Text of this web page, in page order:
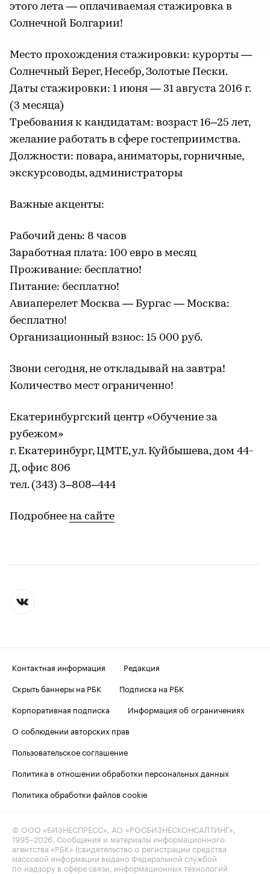
этого лета — оплачиваемая стажировка в
Солнечной Болгарии!
Место прохождения стажировки: курорты —
Солнечный Берег, Несебр, Золотые Пески.
Даты стажировки: 1 июня — 31 августа 2016 г.
(3 месяца)
Требования к кандидатам: возраст 16–25 лет,
желание работать в сфере гостеприимства.
Должности: повара, аниматоры, горничные,
экскурсоводы, администраторы
Важные акценты:
Рабочий день: 8 часов
Заработная плата: 100 евро в месяц
Проживание: бесплатно!
Питание: бесплатно!
Авиаперелет Москва — Бургас — Москва:
бесплатно!
Организационный взнос: 15 000 руб.
Звони сегодня, не откладывай на завтра!
Количество мест ограниченно!
Екатеринбургский центр «Обучение за
рубежом»
г. Екатеринбург, ЦМТЕ, ул. Куйбышева, дом 44-
Д, офис 806
тел. (343) 3–808–444
Подробнее на сайте
Контактная информация
Редакция
Скрыть баннеры на РБК
Подписка на РБК
Корпоративная подписка
Информация об ограничениях
О соблюдении авторских прав
Пользовательское соглашение
Политика в отношении обработки персональных данных
Политика обработки файлов cookie
© ООО «БИЗНЕСПРЕСС», АО «РОСБИЗНЕСКОНСАЛТИНГ»,
1995–2026 . Сообщения и материалы информационного
агентства «РБК» (свидетельство о регистрации средства
массовой информации выдано Федеральной службой
по надзору в сфере связи, информационных технологий